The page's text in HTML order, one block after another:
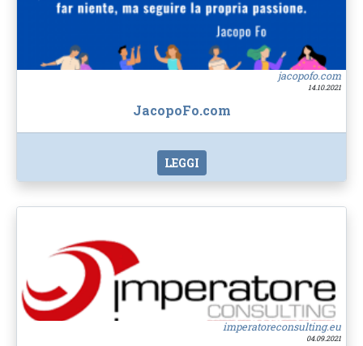
jacopofo.com
14.10.2021
JacopoFo.com
LEGGI
imperatoreconsulting.eu
04.09.2021